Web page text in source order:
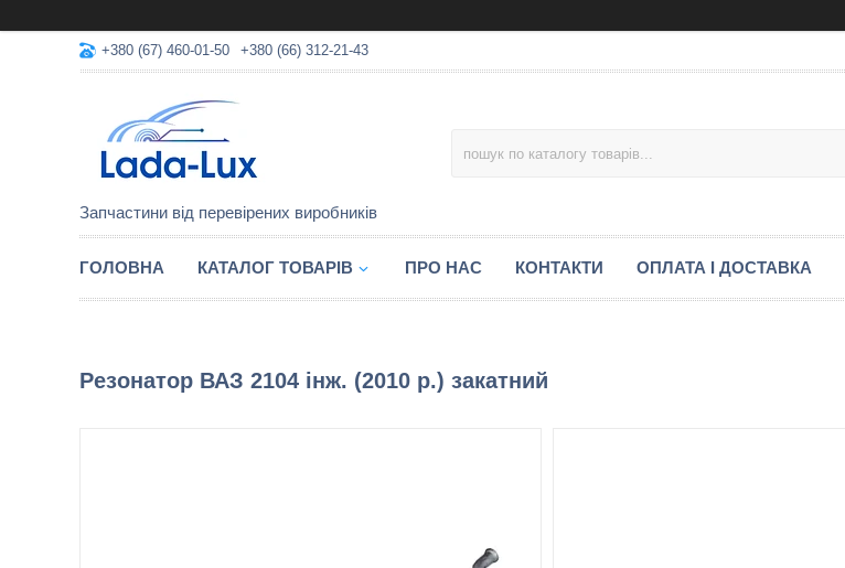
+380 (67) 460-01-50 +380 (66) 312-21-43
Запчастини від перевірених виробників
ГОЛОВНА КАТАЛОГ ТОВАРІВ ПРО НАС КОНТАКТИ ОПЛАТА І ДОСТАВКА
Резонатор ВАЗ 2104 інж. (2010 р.) закатний